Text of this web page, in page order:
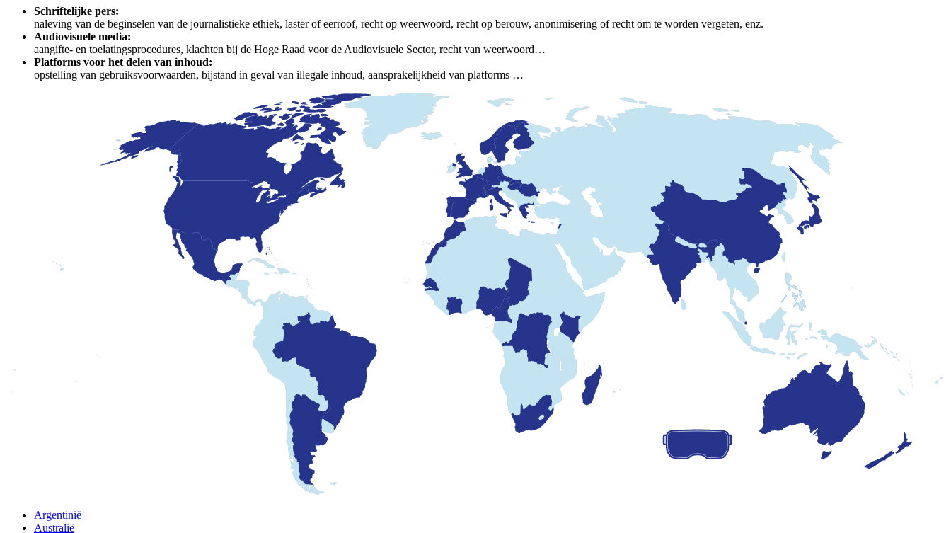
Schriftelijke pers:
naleving van de beginselen van de journalistieke ethiek, laster of eerroof, recht op weerwoord, recht op berouw, anonimisering of recht om te worden vergeten, enz.
Audiovisuele media:
aangifte- en toelatingsprocedures, klachten bij de Hoge Raad voor de Audiovisuele Sector, recht van weerwoord…
Platforms voor het delen van inhoud:
opstelling van gebruiksvoorwaarden, bijstand in geval van illegale inhoud, aansprakelijkheid van platforms …
Argentinië
Australië